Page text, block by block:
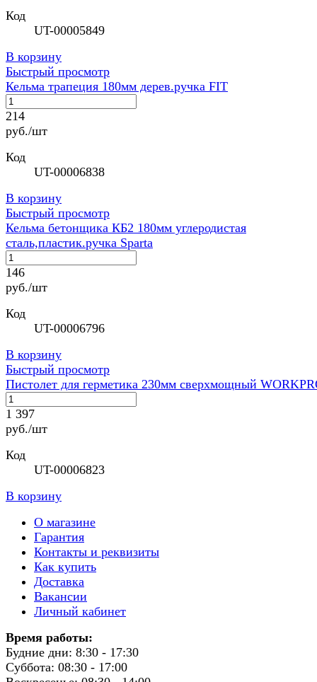
Код
UT-00005849
В корзину
Быстрый просмотр
Кельма трапеция 180мм дерев.ручка FIT
214
руб./шт
Код
UT-00006838
В корзину
Быстрый просмотр
Кельма бетонщика КБ2 180мм углеродистая
сталь,пластик.ручка Sparta
146
руб./шт
Код
UT-00006796
В корзину
Быстрый просмотр
Пистолет для герметика 230мм сверхмощный
1 397
руб./шт
Код
UT-00006823
В корзину
О магазине
Гарантия
Контакты и реквизиты
Как купить
Доставка
Вакансии
Личный кабинет
Время работы:
Будние дни: 8:30 - 17:30
Суббота: 08:30 - 17:00